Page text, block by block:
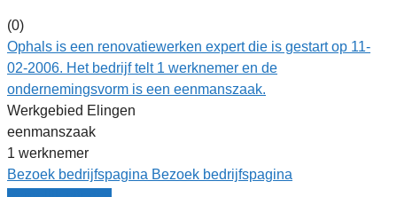
(0)
Ophals is een renovatiewerken expert die is gestart op 11-
02-2006. Het bedrijf telt 1 werknemer en de
ondernemingsvorm is een eenmanszaak.
Werkgebied Elingen
eenmanszaak
1 werknemer
Bezoek bedrijfspagina Bezoek bedrijfspagina